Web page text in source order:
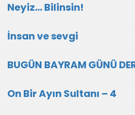
Neyiz… Bilinsin!
İnsan ve sevgi
BUGÜN BAYRAM GÜNÜ
On Bir Ayın Sultanı – 4